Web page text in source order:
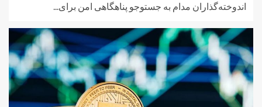
اندوخته‌گذاران مدام به جستوجو پناهگاهی امن برای...